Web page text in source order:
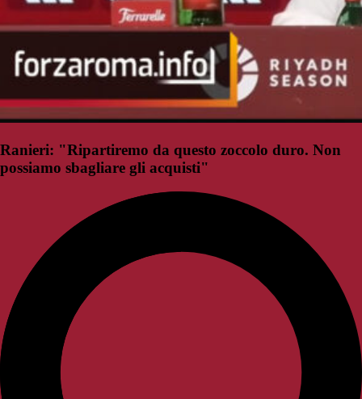
Ranieri: "Ripartiremo da questo zoccolo duro. Non
possiamo sbagliare gli acquisti"